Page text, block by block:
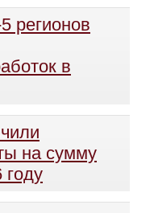
регионов
в
на сумму